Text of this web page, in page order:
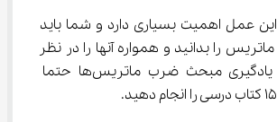
عمل اهمیت بسیاری دارد و شما باید
را بدانید و همواره آنها را در نظر
بگیرید. بعد از یادگیری مبحث ضرب ماتریس‌ها حتما